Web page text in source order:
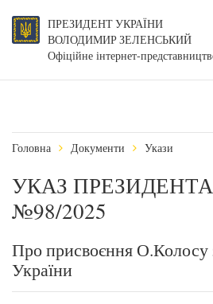
ПРЕЗИДЕНТ УКРАЇНИ
ВОЛОДИМИР ЗЕЛЕНСЬКИЙ
Офіційне інтернет-
Головна Документи Укази
УКАЗ
№98/2025
Про присвоєння О.Колосу
України